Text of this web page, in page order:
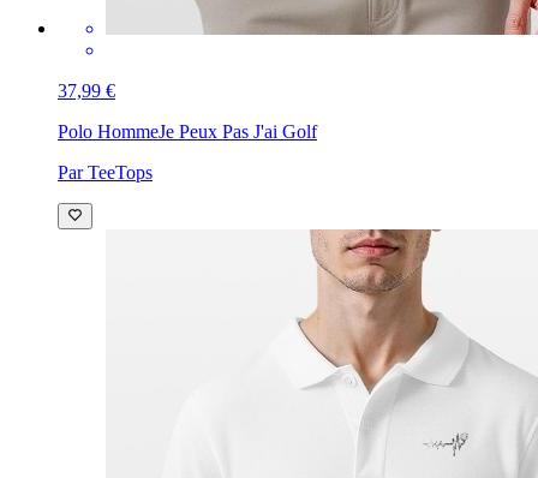
37,99 €
Polo HommeJe Peux Pas J'ai Golf
Par TeeTops